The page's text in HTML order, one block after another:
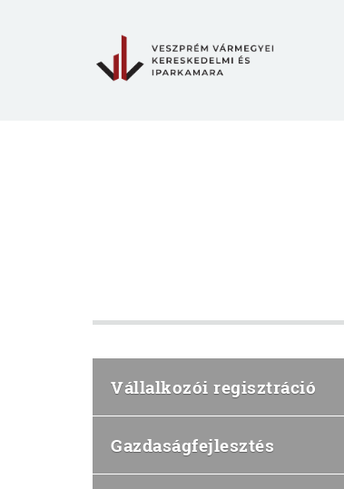
Vállalkozói regisztráció
Gazdaságfejlesztés